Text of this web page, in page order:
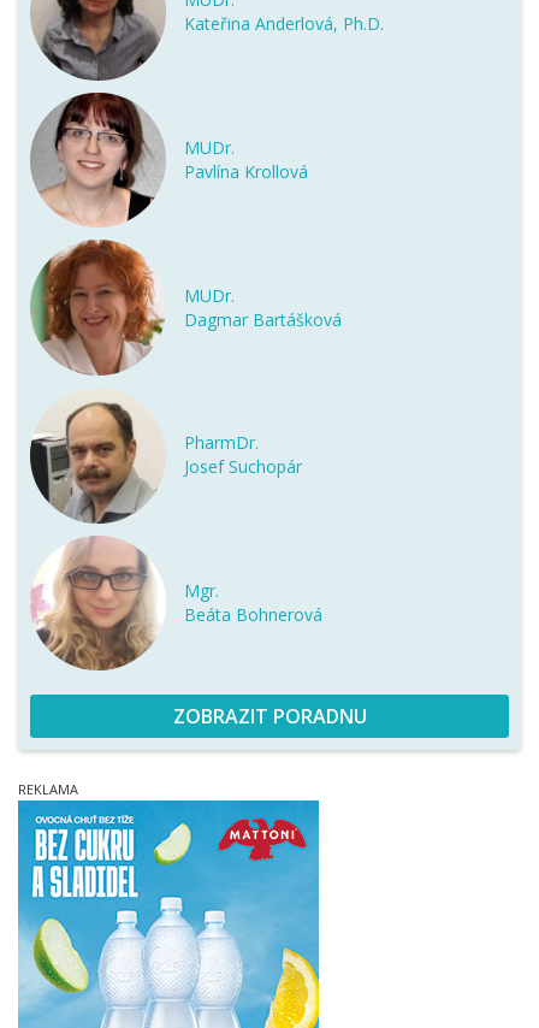
Kateřina Anderlová, Ph.D.
MUDr.
Pavlína Krollová
MUDr.
Dagmar Bartášková
PharmDr.
Josef Suchopár
Mgr.
Beáta Bohnerová
ZOBRAZIT PORADNU